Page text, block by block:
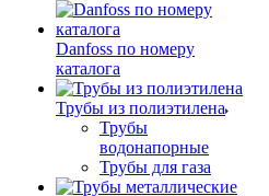
Danfoss по номеру
каталога
Трубы из полиэтилена
Трубы
водонапорные
Трубы для газа